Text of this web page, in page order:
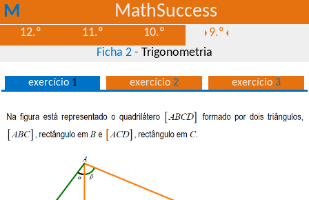
M
MathSuccess
12.º 11.º 10.º
9.º
Ficha 2 - Trigonometria
exercício 1 exercício2 exercício 3